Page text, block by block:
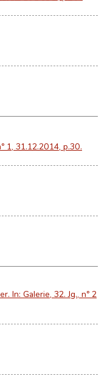
1, 31.12.2014, p.30.
In: Galerie, 32. Jg., nº 2